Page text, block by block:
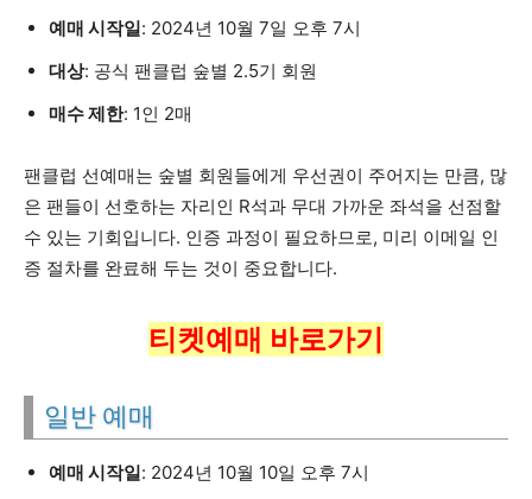
예매 시작일: 2024년 10월 7일 오후 7시
대상: 공식 팬클럽 숲별 2.5기 회원
매수 제한: 1인 2매
팬클럽 선예매는 숲별 회원들에게 우선권이 주어지는 만큼, 많
은 팬들이 선호하는 자리인 R석과 무대 가까운 좌석을 선점할
수 있는 기회입니다. 인증 과정이 필요하므로, 미리 이메일 인
증 절차를 완료해 두는 것이 중요합니다.
티켓예매 바로가기
일반 예매
예매 시작일: 2024년 10월 10일 오후 7시